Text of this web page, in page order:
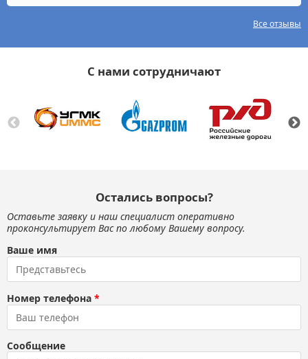
Все отзывы
С нами сотрудничают
Остались вопросы?
Оставьте заявку и наш специалист оперативно
проконсультирует Вас по любому Вашему вопросу.
Ваше имя
Номер телефона *
Сообщение